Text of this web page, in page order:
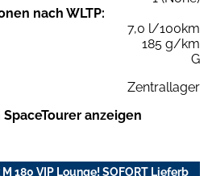
nach WLTP:
7,0 l/100km
185 g/km
G
Zentrallager
anzeigen
180 VIP Lounge! SOFORT Lieferb